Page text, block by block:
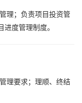
；负责项目投资管
度管理制度。
要求；理顺、终结